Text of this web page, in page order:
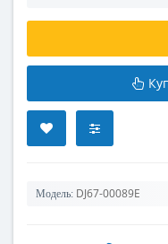
Модель: DJ67-00089E